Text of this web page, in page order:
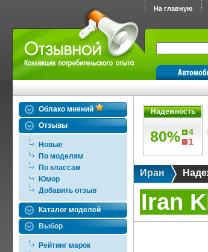
На главную
Облако мнений
Отзывы
Новые
По моделям
По классам
Юмор
Добавить отзыв
Каталог моделей
Выбор
Рейтинг марок
Надежность
80%
4
1
Иран
Iran